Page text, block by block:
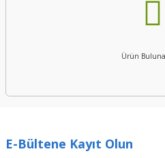
Ürün
E-Bültene Kayıt Olun